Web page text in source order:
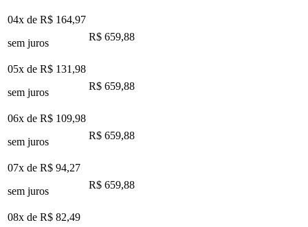
04x de R$ 164,97
sem juros
R$ 659,88
05x de R$ 131,98
sem juros
R$ 659,88
06x de R$ 109,98
sem juros
R$ 659,88
07x de R$ 94,27
sem juros
R$ 659,88
08x de R$ 82,49